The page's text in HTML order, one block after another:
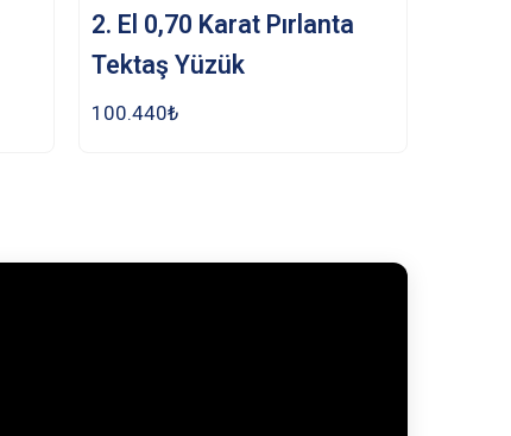
2. El 0,70 Karat Pırlanta
Tektaş Yüzük
100.440₺